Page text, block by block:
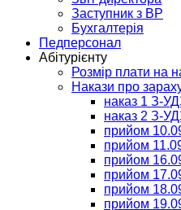
Заступник з ВР
Бухгалтерія
Педперсонал
Абітурієнту
Розмір плати на
Накази про
наказ 1 З-
наказ 2 З-
прийом
прийом
прийом
прийом
прийом
прийом